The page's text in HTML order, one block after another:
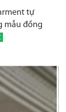
tự
mẫu đồng